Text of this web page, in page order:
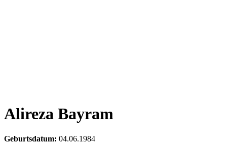
Alireza Bayram
Geburtsdatum: 04.06.1984